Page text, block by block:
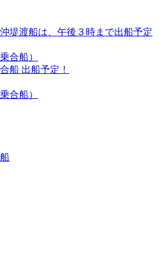
堤渡船は、午後３時まで出船予定
合船）
船 出船予定！
合船）